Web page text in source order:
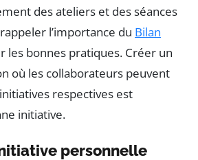
des ateliers et des séances
l’importance du Bilan
les bonnes pratiques. Créer un
où les collaborateurs peuvent
respectives est
initiative.
personnelle